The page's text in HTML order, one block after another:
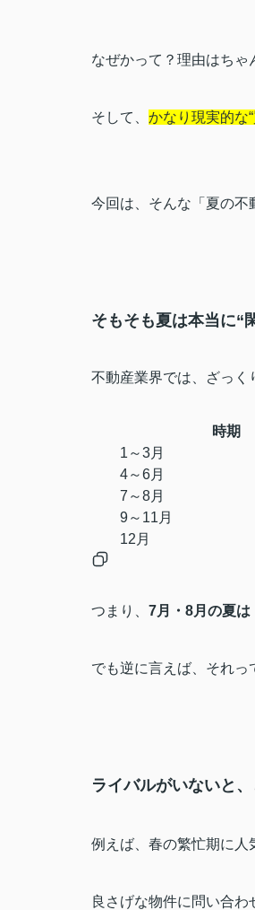
なぜかって？理由はちゃ
そして、 かなり現実的な
今回は、そんな「夏の不
そもそも夏は本当に“
不動産業界では、ざっく
時期
1～3月
4～6月
7～8月
9～11月
12月
つまり、 7月・8月の夏は
でも逆に言えば、それっ
ライバルがいないと
例えば、春の繁忙期に
良さげな物件に問い合